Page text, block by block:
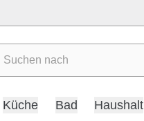
Küche Bad Haushalt